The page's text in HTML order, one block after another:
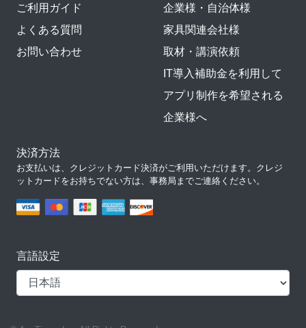
ご利用ガイド
よくある質問
お問い合わせ
企業様・自治体様
家具関連会社様
取材・講演依頼
IT導入補助金を利用して
アプリ制作を希望される
企業様へ
決済方法
お支払いは、クレジットカード決済がご利用いただけます。クレジ
ットカードをお持ちでない方は、事務局までご連絡ください。
言語設定